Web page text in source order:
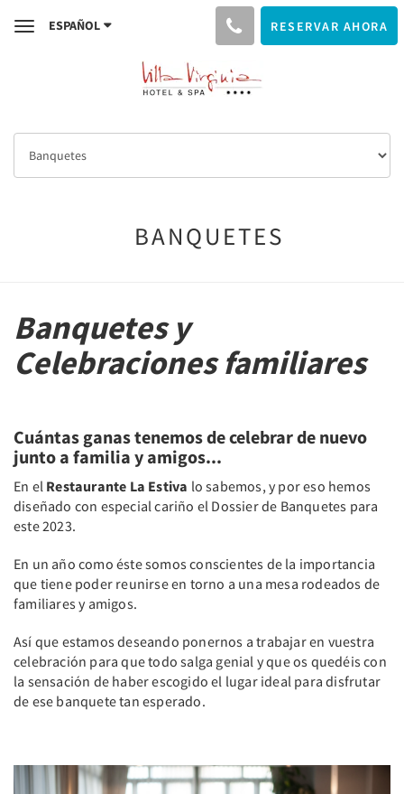
ToggleESPAÑOL RESERVAR AHORA
BANQUETES
Banquetes y
Celebraciones familiares
Cuántas ganas tenemos de celebrar de nuevo
junto a familia y amigos...
En el Restaurante La Estiva lo sabemos, y por eso hemos
diseñado con especial cariño el Dossier de Banquetes para
este 2023.
En un año como éste somos conscientes de la importancia
que tiene poder reunirse en torno a una mesa rodeados de
familiares y amigos.
Así que estamos deseando ponernos a trabajar en vuestra
celebración para que todo salga genial y que os quedéis con
la sensación de haber escogido el lugar ideal para disfrutar
de ese banquete tan esperado.
Previous